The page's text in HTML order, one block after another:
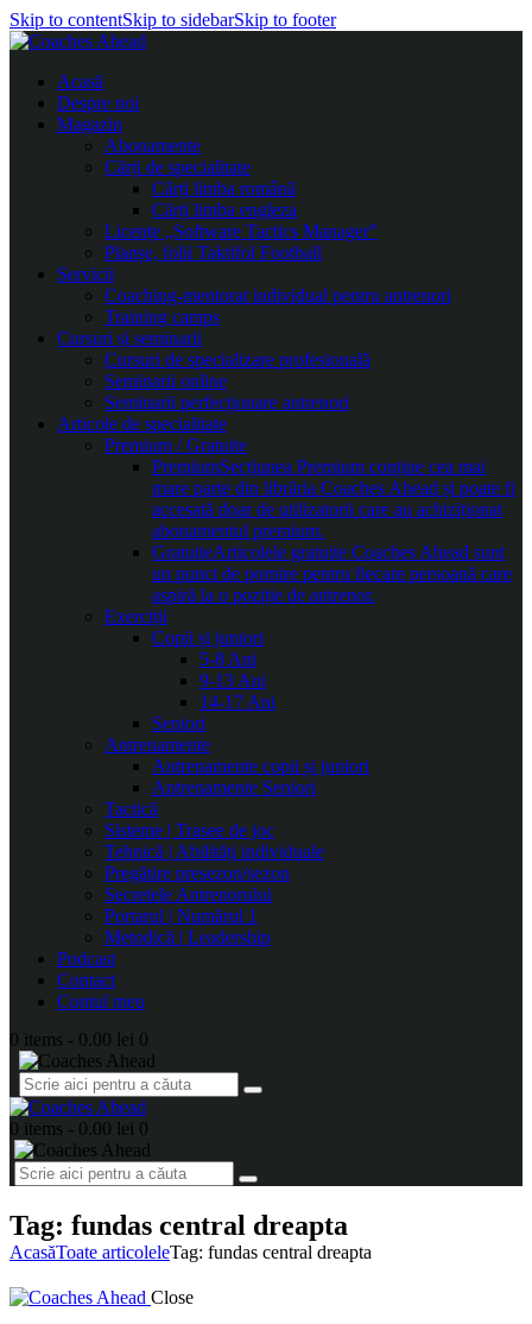
Skip to contentSkip to sidebarSkip to footer
Acasă
Despre noi
Magazin
Abonamente
Cărți de specialitate
Cărți limba română
Cărți limba engleza
Licențe „Software Tactics Manager”
Planșe, folii Taktifol Football
Servicii
Coaching-mentorat individual pentru antrenori
Training camps
Cursuri și seminarii
Cursuri de specializare profesională
Seminarii online
Seminarii perfecționare antrenori
Articole de specialitate
Premium / Gratuite
PremiumSecțiunea Premium conține cea mai
mare parte din librăria Coaches Ahead și poate fi
accesată doar de utilizatorii care au achiziționat
abonamentul premium.
GratuiteArticolele gratuite Coaches Ahead sunt
un punct de pornire pentru fiecare persoană care
aspiră la o poziție de antrenor.
Exerciții
Copii și juniori
5-8 Ani
9-13 Ani
14-17 Ani
Seniori
Antrenamente
Antrenamente copii și juniori
Antrenamente Seniori
Tactică
Sisteme | Trasee de joc
Tehnică | Abilități individuale
Pregătire presezon/sezon
Secretele Antrenorului
Portarul | Numărul 1
Metodică | Leadership
Podcast
Contact
Contul meu
0 items - 0.00 lei 0
0 items - 0.00 lei 0
Tag: fundas central dreapta
AcasăToate articoleleTag: fundas central dreapta
Close